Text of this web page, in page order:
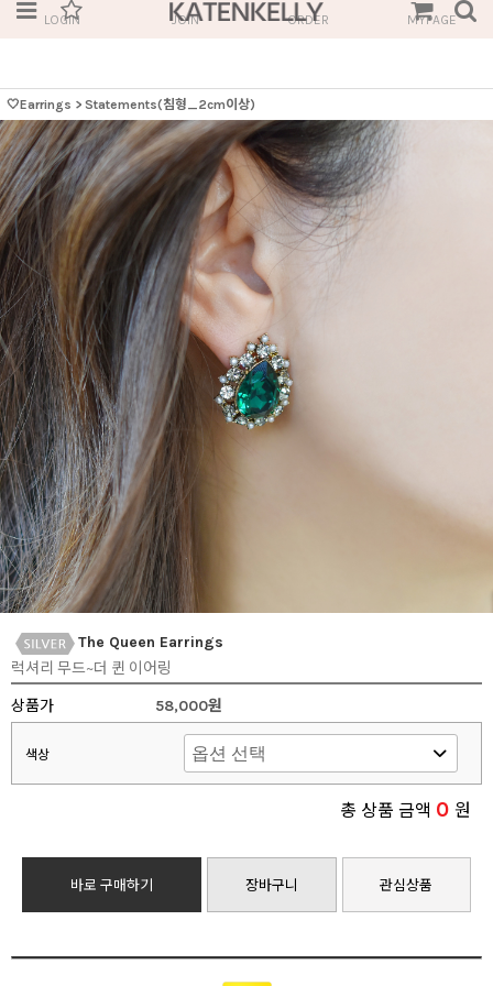
LOGIN JOIN ORDER MYPAGE
🤍Earrings > Statements(침형_2cm이상)
The Queen Earrings
럭셔리 무드~더 퀸 이어링
상품가
58,000원
색상
총 상품 금액 0 원
바로 구매하기 장바구니 관심상품